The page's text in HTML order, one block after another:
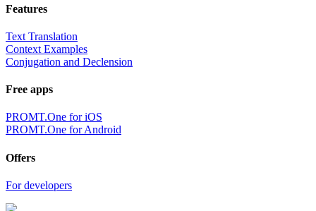
Features
Text Translation
Context Examples
Conjugation and Declension
Free apps
PROMT.One for iOS
PROMT.One for Android
Offers
For developers